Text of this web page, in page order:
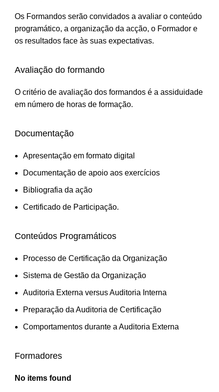
Os Formandos serão convidados a avaliar o conteúdo
programático, a organização da acção, o Formador e
os resultados face às suas expectativas.
Avaliação do formando
O critério de avaliação dos formandos é a assiduidade
em número de horas de formação.
Documentação
Apresentação em formato digital
Documentação de apoio aos exercícios
Bibliografia da ação
Certificado de Participação.
Conteúdos Programáticos
Processo de Certificação da Organização
Sistema de Gestão da Organização
Auditoria Externa versus Auditoria Interna
Preparação da Auditoria de Certificação
Comportamentos durante a Auditoria Externa
Formadores
No items found